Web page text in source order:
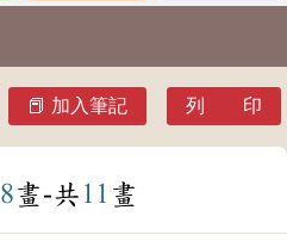
加入筆記 列 印
8畫-共 11 畫